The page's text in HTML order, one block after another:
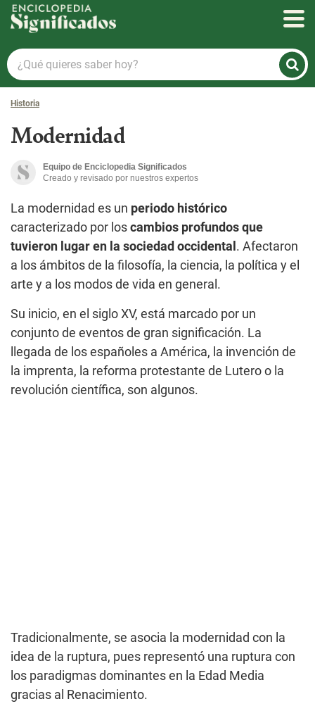
Enciclopedia Significados
¿Qué
quieres
saber
hoy?
Historia
Modernidad
Equipo de Enciclopedia Significados
Creado y revisado por nuestros expertos
La modernidad es un periodo histórico
caracterizado por los cambios profundos que
tuvieron lugar en la sociedad occidental . Afectaron
a los ámbitos de la filosofía, la ciencia, la política y el
arte y a los modos de vida en general.
Su inicio, en el siglo XV, está marcado por un
conjunto de eventos de gran significación. La
llegada de los españoles a América, la invención de
la imprenta, la reforma protestante de Lutero o la
revolución científica, son algunos.
Tradicionalmente, se asocia la modernidad con la
idea de la ruptura, pues representó una ruptura con
los paradigmas dominantes en la Edad Media
gracias al Renacimiento.